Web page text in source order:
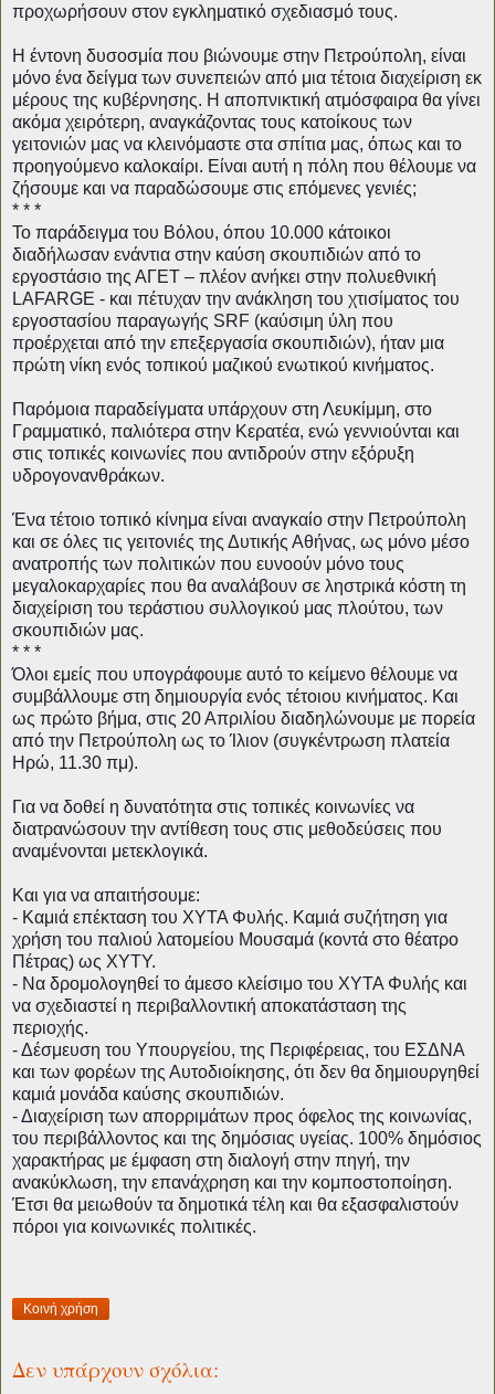
προχωρήσουν στον εγκληματικό σχεδιασμό τους.
Η έντονη δυσοσμία που βιώνουμε στην Πετρούπολη, είναι
μόνο ένα δείγμα των συνεπειών από μια τέτοια διαχείριση εκ
μέρους της κυβέρνησης. Η αποπνικτική ατμόσφαιρα θα γίνει
ακόμα χειρότερη, αναγκάζοντας τους κατοίκους των
γειτονιών μας να κλεινόμαστε στα σπίτια μας, όπως και το
προηγούμενο καλοκαίρι. Είναι αυτή η πόλη που θέλουμε να
ζήσουμε και να παραδώσουμε στις επόμενες γενιές;
* * *
To παράδειγμα του Βόλου, όπου 10.000 κάτοικοι
διαδήλωσαν ενάντια στην καύση σκουπιδιών από το
εργοστάσιο της ΑΓΕΤ – πλέον ανήκει στην πολυεθνική
LAFARGE - και πέτυχαν την ανάκληση του χτισίματος του
εργοστασίου παραγωγής SRF (καύσιμη ύλη που
προέρχεται από την επεξεργασία σκουπιδιών), ήταν μια
πρώτη νίκη ενός τοπικού μαζικού ενωτικού κινήματος.
Παρόμοια παραδείγματα υπάρχουν στη Λευκίμμη, στο
Γραμματικό, παλιότερα στην Κερατέα, ενώ γεννιούνται και
στις τοπικές κοινωνίες που αντιδρούν στην εξόρυξη
υδρογονανθράκων.
Ένα τέτοιο τοπικό κίνημα είναι αναγκαίο στην Πετρούπολη
και σε όλες τις γειτονιές της Δυτικής Αθήνας, ως μόνο μέσο
ανατροπής των πολιτικών που ευνοούν μόνο τους
μεγαλοκαρχαρίες που θα αναλάβουν σε ληστρικά κόστη τη
διαχείριση του τεράστιου συλλογικού μας πλούτου, των
σκουπιδιών μας.
* * *
Όλοι εμείς που υπογράφουμε αυτό το κείμενο θέλουμε να
συμβάλλουμε στη δημιουργία ενός τέτοιου κινήματος. Και
ως πρώτο βήμα, στις 20 Απριλίου διαδηλώνουμε με πορεία
από την Πετρούπολη ως το Ίλιον (συγκέντρωση πλατεία
Ηρώ, 11.30 πμ).
Για να δοθεί η δυνατότητα στις τοπικές κοινωνίες να
διατρανώσουν την αντίθεση τους στις μεθοδεύσεις που
αναμένονται μετεκλογικά.
Και για να απαιτήσουμε:
- Καμιά επέκταση του ΧΥΤΑ Φυλής. Καμιά συζήτηση για
χρήση του παλιού λατομείου Μουσαμά (κοντά στο θέατρο
Πέτρας) ως ΧΥΤΥ.
- Να δρομολογηθεί το άμεσο κλείσιμο του ΧΥΤΑ Φυλής και
να σχεδιαστεί η περιβαλλοντική αποκατάσταση της
περιοχής.
- Δέσμευση του Υπουργείου, της Περιφέρειας, του ΕΣΔΝΑ
και των φορέων της Αυτοδιοίκησης, ότι δεν θα δημιουργηθεί
καμιά μονάδα καύσης σκουπιδιών.
- Διαχείριση των απορριμάτων προς όφελος της κοινωνίας,
του περιβάλλοντος και της δημόσιας υγείας. 100% δημόσιος
χαρακτήρας με έμφαση στη διαλογή στην πηγή, την
ανακύκλωση, την επανάχρηση και την κομποστοποίηση.
Έτσι θα μειωθούν τα δημοτικά τέλη και θα εξασφαλιστούν
πόροι για κοινωνικές πολιτικές.
Κοινή χρήση
Δεν υπάρχουν σχόλια: